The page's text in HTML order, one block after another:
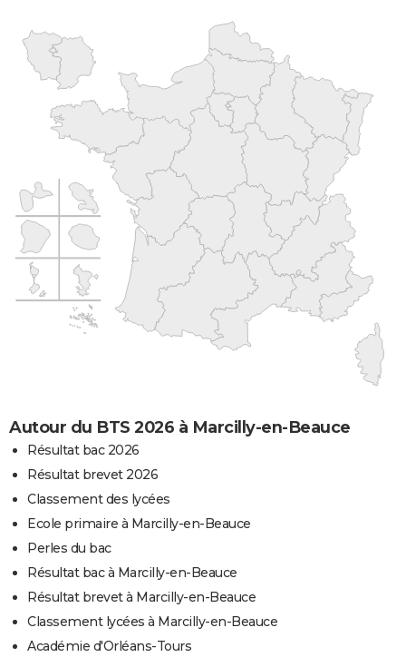
Autour du BTS 2026 à Marcilly-en-Beauce
Résultat bac 2026
Résultat brevet 2026
Classement des lycées
Ecole primaire à Marcilly-en-Beauce
Perles du bac
Résultat bac à Marcilly-en-Beauce
Résultat brevet à Marcilly-en-Beauce
Classement lycées à Marcilly-en-Beauce
Académie d'Orléans-Tours